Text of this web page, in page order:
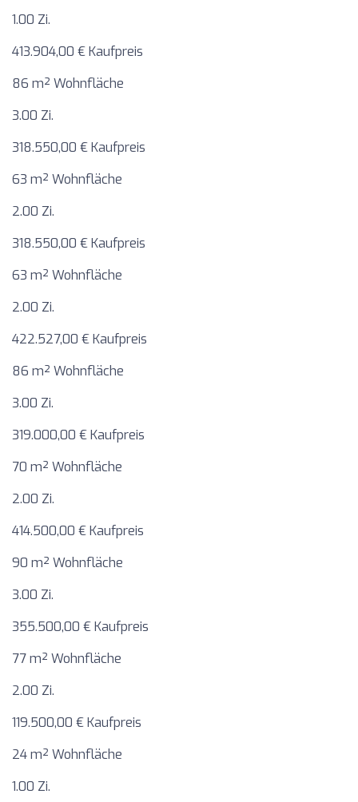
1.00 Zi.
413.904,00 € Kaufpreis
86 m² Wohnfläche
3.00 Zi.
318.550,00 € Kaufpreis
63 m² Wohnfläche
2.00 Zi.
318.550,00 € Kaufpreis
63 m² Wohnfläche
2.00 Zi.
422.527,00 € Kaufpreis
86 m² Wohnfläche
3.00 Zi.
319.000,00 € Kaufpreis
70 m² Wohnfläche
2.00 Zi.
414.500,00 € Kaufpreis
90 m² Wohnfläche
3.00 Zi.
355.500,00 € Kaufpreis
77 m² Wohnfläche
2.00 Zi.
119.500,00 € Kaufpreis
24 m² Wohnfläche
1.00 Zi.